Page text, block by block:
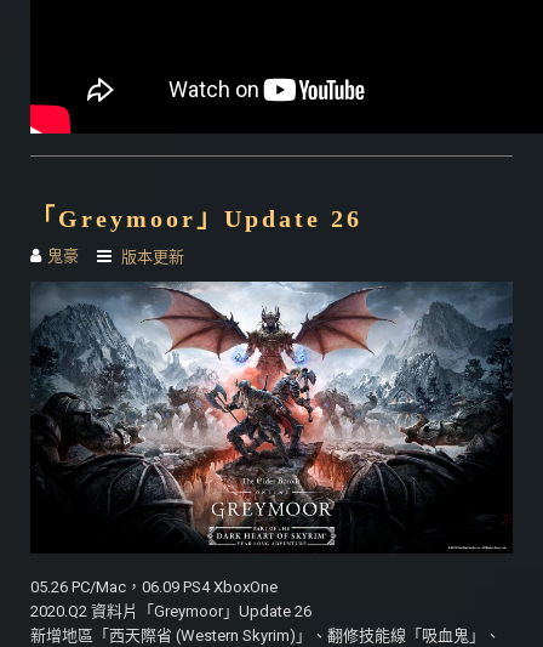
「Greymoor」Update 26
鬼豪 版本更新
05.26 PC/Mac，06.09 PS4 XboxOne
2020.Q2 資料片「Greymoor」Update 26
新增地區「西天際省 (Western Skyrim)」、翻修技能線「吸血鬼」、